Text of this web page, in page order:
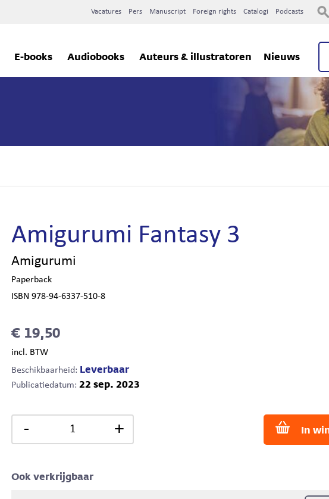
Vacatures Pers Manuscript Foreign rights Catalogi Podcasts
E-books Audiobooks Auteurs & illustratoren Nieuws
Amigurumi Fantasy 3
Amigurumi
Paperback
ISBN 978-94-6337-510-8
€ 19,50
incl. BTW
Beschikbaarheid: Leverbaar
Publicatiedatum: 22 sep. 2023
- + In
Ook verkrijgbaar